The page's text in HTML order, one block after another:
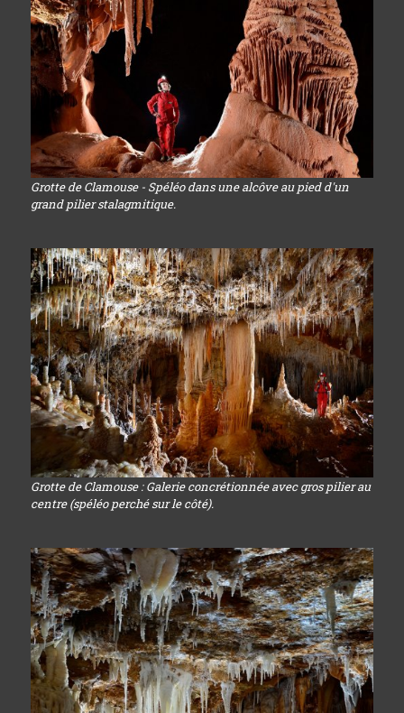
Grotte de Clamouse - Spéléo dans une alcôve au pied d'un
grand pilier stalagmitique.
Grotte de Clamouse : Galerie concrétionnée avec gros pilier au
centre (spéléo perché sur le côté).